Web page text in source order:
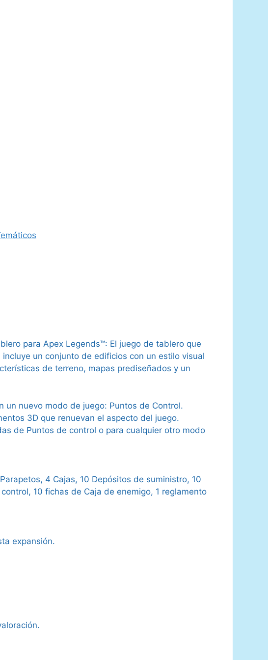
para Apex Legends™: El juego de tablero que
un conjunto de edificios con un estilo visual
de terreno, mapas prediseñados y un
un nuevo modo de juego: Puntos de Control.
3D que renuevan el aspecto del juego.
de Puntos de control o para cualquier otro modo
4 Cajas, 10 Depósitos de suministro, 10
10 fichas de Caja de enemigo, 1 reglamento
expansión.